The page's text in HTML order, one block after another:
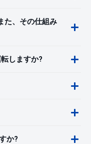
た、その仕組み
しますか?
か?